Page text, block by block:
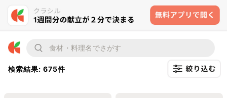
検索結果: 675件